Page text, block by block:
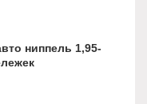
ниппель 1,95-